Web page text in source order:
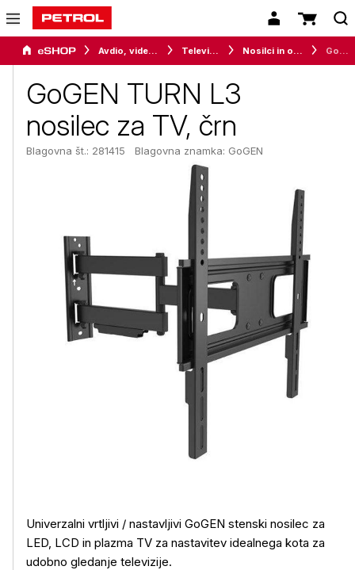
Avdio, video in telefonija Televizorji Nosilci in ostala oprema
GoGEN TURN L3
nosilec za TV, črn
Blagovna št.: 281415 Blagovna znamka: GoGEN
Univerzalni vrtljivi / nastavljivi GoGEN stenski nosilec za
LED, LCD in plazma TV za nastavitev idealnega kota za
udobno gledanje televizije.